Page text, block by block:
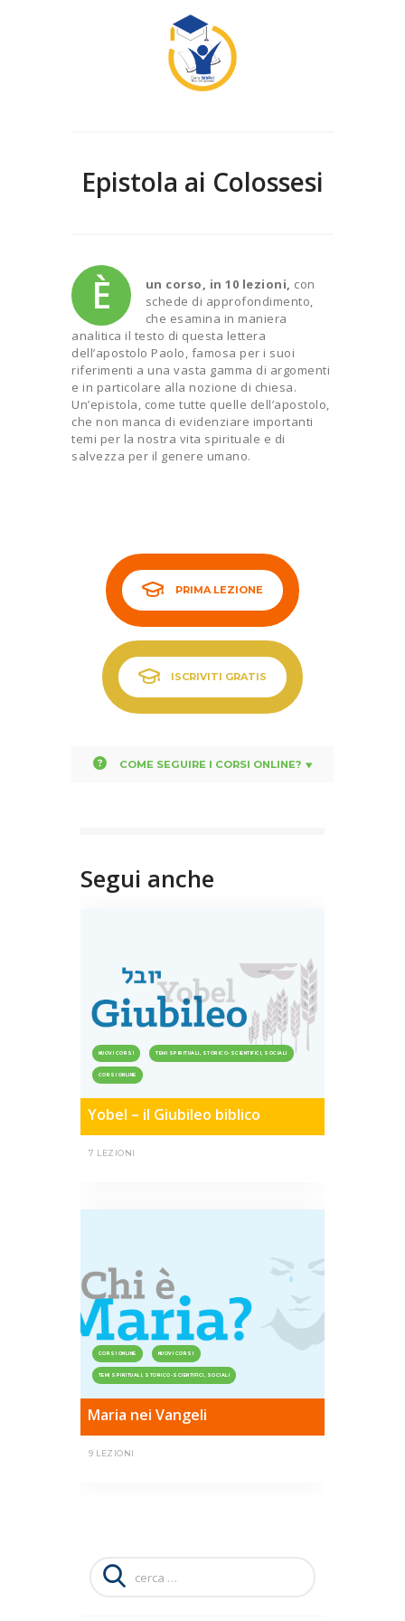
Epistola ai Colossesi
È un corso, in 10 lezioni, con
schede di approfondimento,
che esamina in maniera
analitica il testo di questa lettera
dell’apostolo Paolo, famosa per i suoi
riferimenti a una vasta gamma di argomenti
e in particolare alla nozione di chiesa.
Un’epistola, come tutte quelle dell’apostolo,
che non manca di evidenziare importanti
temi per la nostra vita spirituale e di
salvezza per il genere umano.
PRIMA LEZIONE
ISCRIVITI GRATIS
COME SEGUIRE I CORSI ONLINE?
Segui anche
NUOVI CORSI TEMI SPIRITUALI, STORICO-SCIENTIFICI, SOCIALI
CORSI ONLINE
Yobel – il Giubileo biblico
7 LEZIONI
CORSI ONLINE NUOVI CORSI
TEMI SPIRITUALI, STORICO-SCIENTIFICI, SOCIALI
Maria nei Vangeli
9 LEZIONI
Ricerca
per: